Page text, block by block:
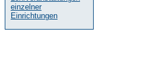
einzelner
Einrichtungen